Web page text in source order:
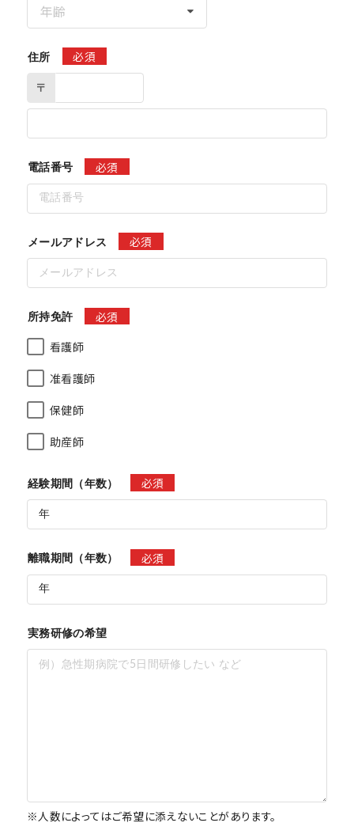
年齢
住所
必須
〒
電話番号 必須
メールアドレス 必須
所持免許
必須
看護師
准看護師
保健師
助産師
経験期間（年数） 必須
離職期間（年数） 必須
実務研修の希望
※人数によってはご希望に添えないことがあります。